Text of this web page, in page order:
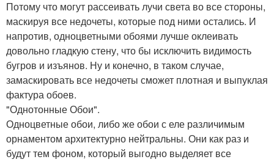
Потому что могут рассеивать лучи света во все стороны,
маскируя все недочеты, которые под ними остались. И
напротив, одноцветными обоями лучше оклеивать
довольно гладкую стену, что бы исключить видимость
бугров и изъянов. Ну и конечно, в таком случае,
замаскировать все недочеты сможет плотная и выпуклая
фактура обоев.
"Однотонные Обои".
Одноцветные обои, либо же обои с еле различимым
орнаментом архитектурно нейтральны. Они как раз и
будут тем фоном, который выгодно выделяет все